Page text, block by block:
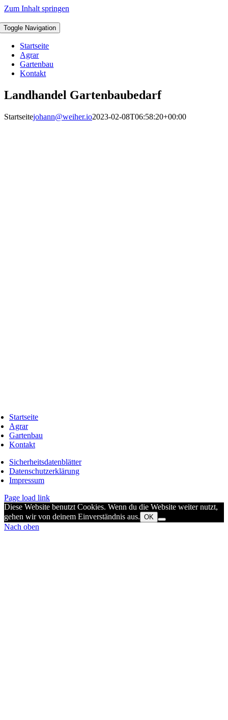
Zum Inhalt springen
Toggle Navigation
Startseite
Agrar
Gartenbau
Kontakt
Landhandel Gartenbaubedarf
Startseitejohann@weiher.io2023-02-08T06:58:20+00:00
Startseite
Agrar
Gartenbau
Kontakt
Sicherheitsdatenblätter
Datenschutzerklärung
Impressum
Page load link
Diese Website benutzt Cookies. Wenn du die Website weiter nutzt,
gehen wir von deinem Einverständnis aus. OK
Nach oben